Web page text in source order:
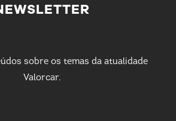
sobre os temas da atualidade
Valorcar.